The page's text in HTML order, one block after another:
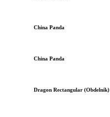
China Panda
China Panda
Dragon Rectangular (Obdelník)